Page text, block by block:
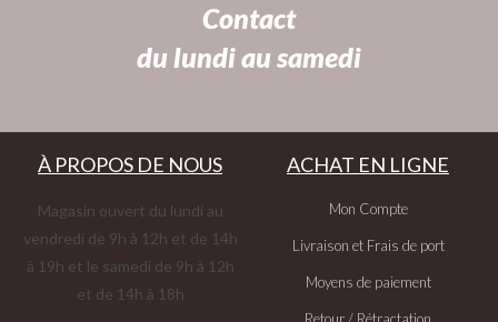
Contact
du lundi au samedi
À PROPOS DE NOUS
Magasin ouvert du lundi au
vendredi de 9h à 12h et de 14h
à 19h et le samedi de 9h à 12h
et de 14h à 18h
ACHAT EN LIGNE
Mon Compte
Livraison et Frais de port
Moyens de paiement